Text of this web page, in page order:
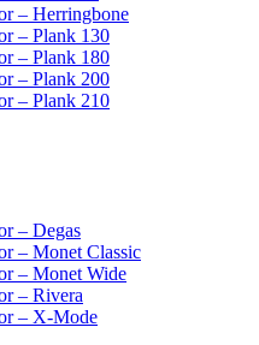
– Herringbone
– Plank 130
– Plank 180
– Plank 200
– Plank 210
– Degas
– Monet Classic
– Monet Wide
– Rivera
– X-Mode